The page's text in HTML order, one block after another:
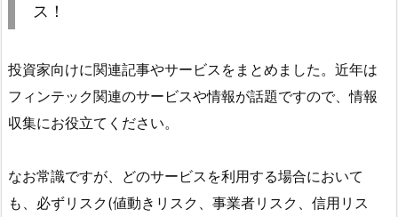
ス！
投資家向けに関連記事やサービスをまとめました。近年は
フィンテック関連のサービスや情報が話題ですので、情報
収集にお役立てください。
なお常識ですが、どのサービスを利用する場合において
も、必ずリスク(値動きリスク、事業者リスク、信用リス